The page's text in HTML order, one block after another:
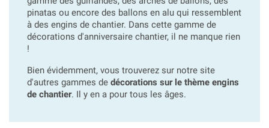
pinatas ou encore des ballons en alu qui ressemblent
à des engins de chantier. Dans cette gamme de
décorations d'anniversaire chantier, il ne manque rien
!
Bien évidemment, vous trouverez sur notre site
d'autres gammes de décorations sur le thème engins
de chantier. Il y en a pour tous les âges.